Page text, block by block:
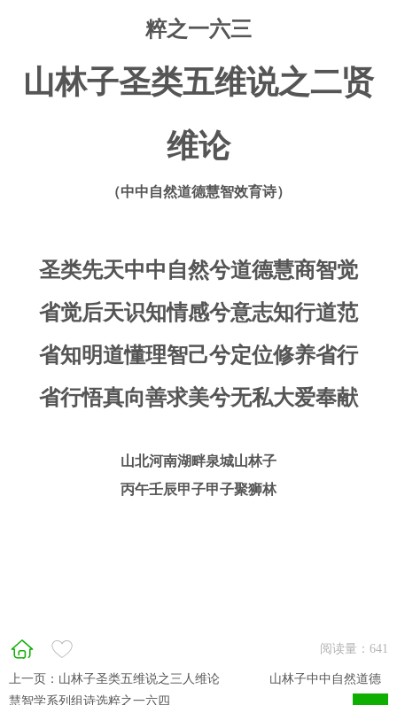
粹之一六三
山林子圣类五维说之二贤
维论
（中中自然道德慧智效育诗）
圣类先天中中自然兮道德慧商智觉
省觉后天识知情感兮意志知行道范
省知明道懂理智己兮定位修养省行
省行悟真向善求美兮无私大爱奉献
山北河南湖畔泉城山林子
丙午壬辰甲子甲子聚狮林
阅读量： 641
上一页： 山林子圣类五维说之三人维论 ​ ​ 山林子中中自然道德
慧智学系列组诗选粹之一六四